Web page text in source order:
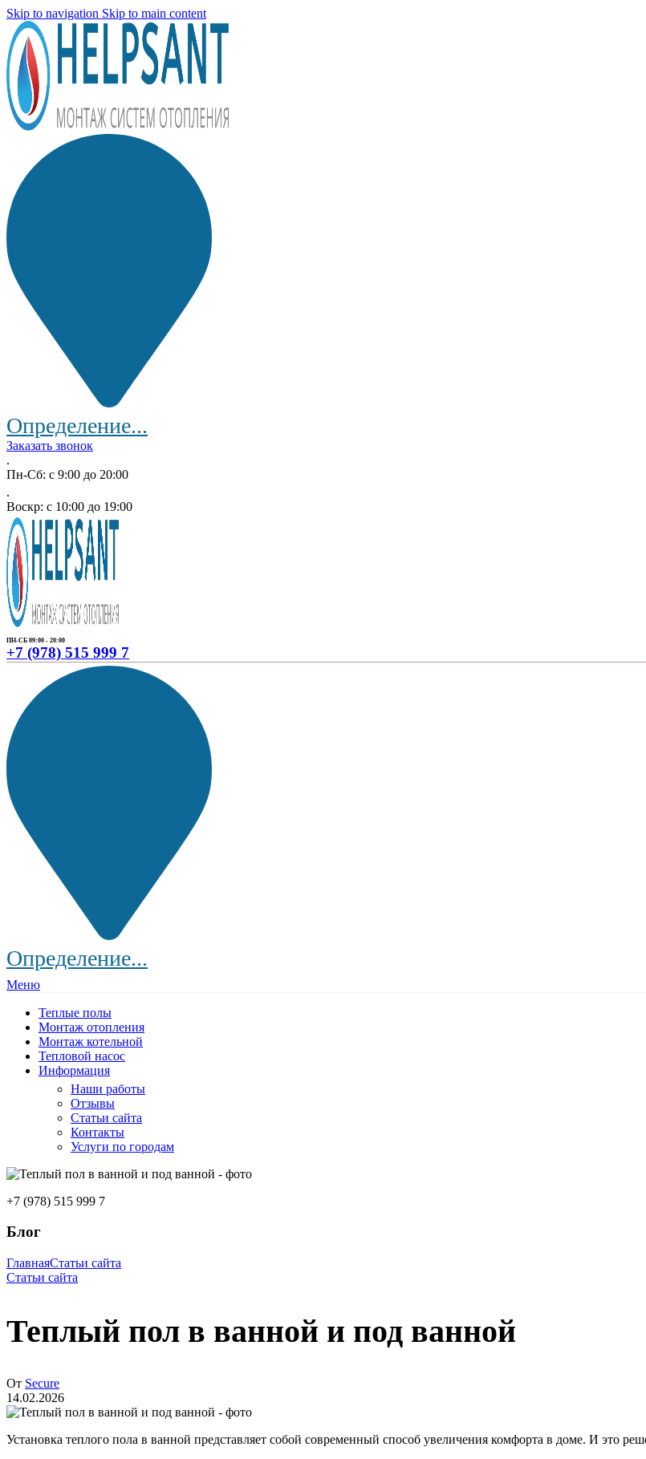
Skip to navigation Skip to main content
Определение...
Заказать звонок
.
Пн-Сб: с 9:00 до 20:00
.
Воскр: с 10:00 до 19:00
ПН-СБ 09:00 - 20:00
+7 (978) 515 999 7
Определение...
Меню
Теплые полы
Монтаж отопления
Монтаж котельной
Тепловой насос
Информация
Наши работы
Отзывы
Статьи сайта
Контакты
Услуги по городам
+7 (978) 515 999 7
Блог
ГлавнаяСтатьи сайта
Статьи сайта
Теплый пол в ванной и под ванной
От Secure
14.02.2026
Установка теплого пола в ванной представляет собой современный способ увеличения комфорта в доме. И это